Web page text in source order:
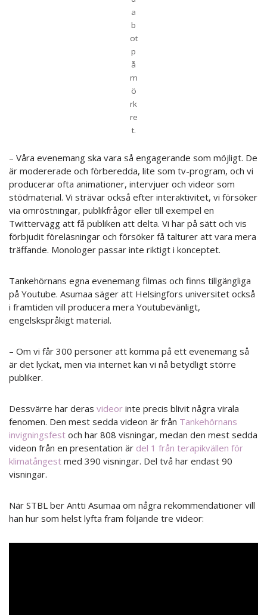
a
b
ot
p
å
m
ö
rk
re
t.
– Våra evenemang ska vara så engagerande som möjligt. De
är modererade och förberedda, lite som tv-program, och vi
producerar ofta animationer, intervjuer och videor som
stödmaterial. Vi strävar också efter interaktivitet, vi försöker
via omröstningar, publikfrågor eller till exempel en
Twittervägg att få publiken att delta. Vi har på sätt och vis
förbjudit föreläsningar och försöker få talturer att vara mera
träffande. Monologer passar inte riktigt i konceptet.
Tankehörnans egna evenemang filmas och finns tillgängliga
på Youtube. Asumaa säger att Helsingfors universitet också
i framtiden vill producera mera Youtubevänligt,
engelskspråkigt material.
– Om vi får 300 personer att komma på ett evenemang så
är det lyckat, men via internet kan vi nå betydligt större
publiker.
Dessvärre har deras videor inte precis blivit några virala
fenomen. Den mest sedda videon är från Tankehörnans
invigningsfest och har 808 visningar, medan den mest sedda
videon från en presentation är del 1 från terapikvällen för
klimatångest med 390 visningar. Del två har endast 90
visningar.
När STBL ber Antti Asumaa om några rekommendationer vill
han hur som helst lyfta fram följande tre videor: